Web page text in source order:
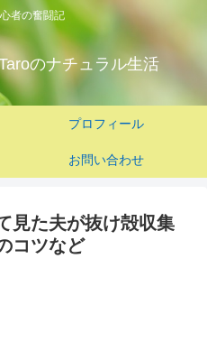
者の奮闘記
のナチュラル生活
プロフィール
お問い合わせ
見た夫が抜け殻収集
コツなど